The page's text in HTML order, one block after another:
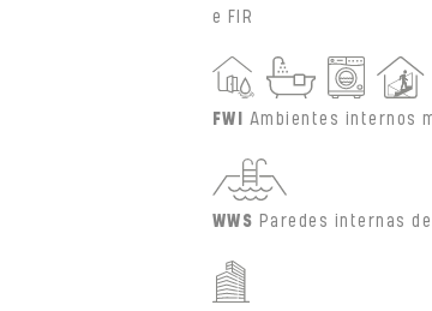
e FIR
FWI Ambientes internos
WWS Paredes internas